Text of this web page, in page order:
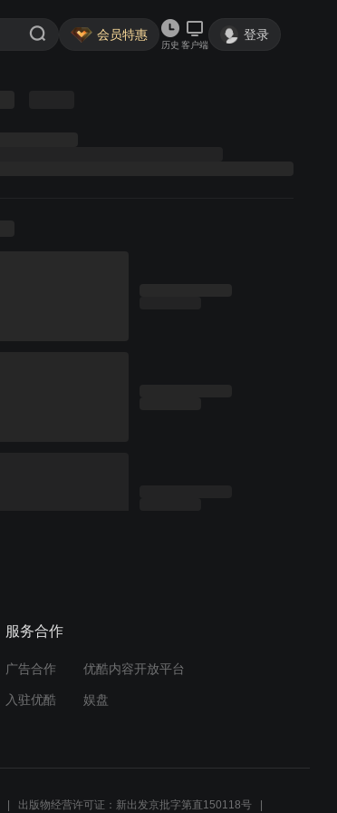
会员特惠
历史 客户端
登录
服务合作
广告合作 优酷内容开放平台
入驻优酷 娱盘
出版物经营许可证：新出发京批字第直150118号